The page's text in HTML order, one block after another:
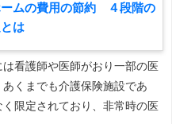
ームの費用の節約 ４段階の
は
看護師や医師がおり一部の医
くまでも介護保険施設であ
限定されており、非常時の医